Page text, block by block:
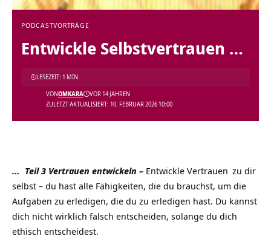
PODCASTVORTRÄGE
Entwickle Selbstvertrauen …
ZULETZT AKTUALISIERT: 10. FEBRUAR 2026 10:00
VONOMKARA VOR 14 JAHREN
LESEZEIT: 1 MIN
… Teil 3 Vertrauen entwickeln – Entwickle Vertrauen zu dir
selbst – du hast alle Fähigkeiten, die du brauchst, um die
Aufgaben zu erledigen, die du zu erledigen hast. Du kannst
dich nicht wirklich falsch entscheiden, solange du dich
ethisch entscheidest.